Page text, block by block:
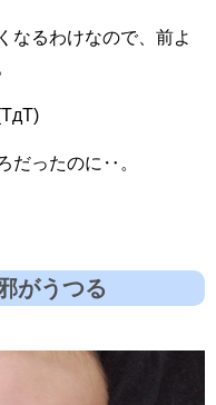
なるわけなので、前よ
だったのに‥。
がうつる